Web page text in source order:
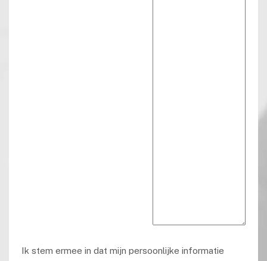
Ik stem ermee in dat mijn persoonlijke informatie